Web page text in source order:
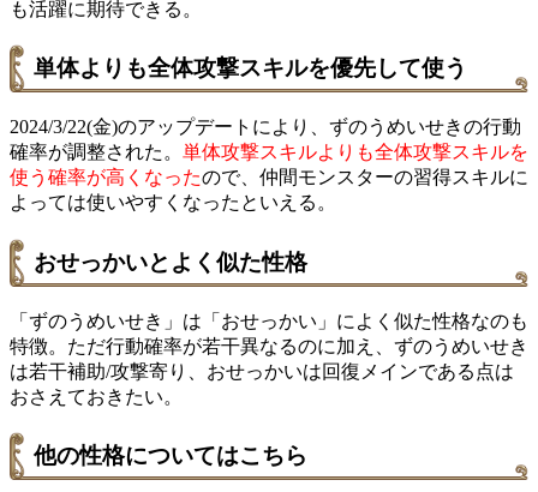
も活躍に期待できる。
単体よりも全体攻撃スキルを優先して使う
2024/3/22(金)のアップデートにより、ずのうめいせきの行動
確率が調整された。 単体攻撃スキルよりも全体攻撃スキルを
使う確率が高くなったので、仲間モンスターの習得スキルに
よっては使いやすくなったといえる。
おせっかいとよく似た性格
「ずのうめいせき」は「おせっかい」によく似た性格なのも
特徴。ただ行動確率が若干異なるのに加え、ずのうめいせき
は若干補助/攻撃寄り、おせっかいは回復メインである点は
おさえておきたい。
他の性格についてはこちら